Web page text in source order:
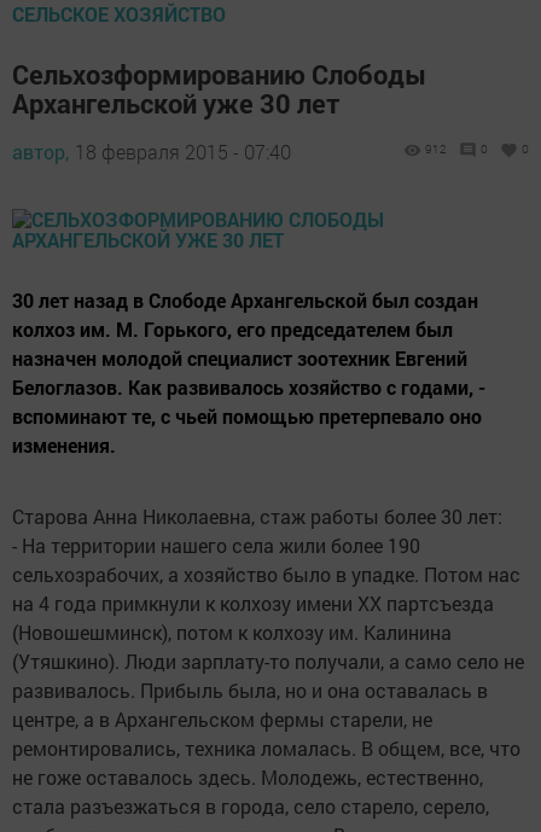
СЕЛЬСКОЕ ХОЗЯЙСТВО
Сельхозформированию Слободы
Архангельской уже 30 лет
автор, 18 февраля 2015 - 07:40 912 0 0
30 лет назад в Слободе Архангельской был создан
колхоз им. М. Горького, его председателем был
назначен молодой специалист зоотехник Евгений
Белоглазов. Как развивалось хозяйство с годами, -
вспоминают те, с чьей помощью претерпевало оно
изменения.
Старова Анна Николаевна, стаж работы более 30 лет:
- На территории нашего села жили более 190
сельхозрабочих, а хозяйство было в упадке. Потом нас
на 4 года примкнули к колхозу имени ХХ партсъезда
(Новошешминск), потом к колхозу им. Калинина
(Утяшкино). Люди зарплату-то получали, а само село не
развивалось. Прибыль была, но и она оставалась в
центре, а в Архангельском фермы старели, не
ремонтировались, техника ломалась. В общем, все, что
не гоже оставалось здесь. Молодежь, естественно,
стала разъезжаться в города, село старело, серело,